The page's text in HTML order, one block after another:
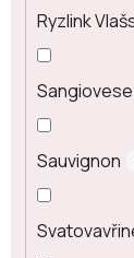
Ryzlink
Sangiovese
Sauvignon